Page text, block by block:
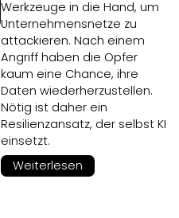
Werkzeuge in die Hand, um
Unternehmensnetze zu
attackieren. Nach einem
Angriff haben die Opfer
kaum eine Chance, ihre
Daten wiederherzustellen.
Nötig ist daher ein
Resilienzansatz, der selbst KI
einsetzt.
Weiterlesen